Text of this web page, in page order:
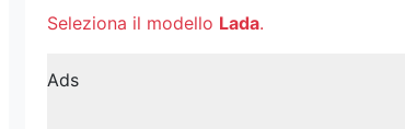
Seleziona il modello Lada.
Ads